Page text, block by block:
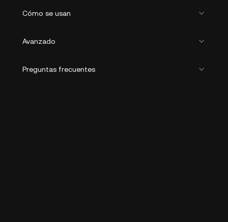
Cómo se usan
Avanzado
Preguntas frecuentes